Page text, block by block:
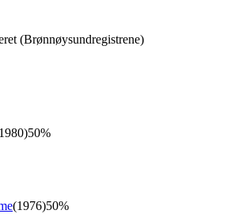
(Brønnøysundregistrene)
1980)50%
(1976)50%